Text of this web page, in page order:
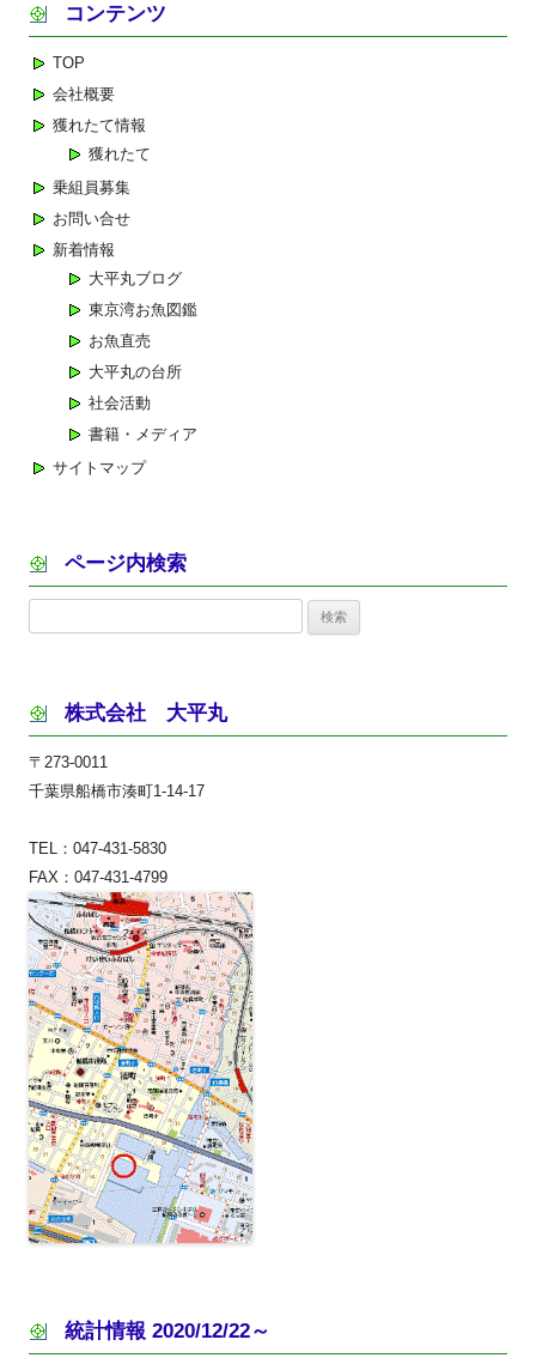
ビ
ン
コンテンツ
TOP
会社概要
獲れたて情報
獲れたて
乗組員募集
お問い合せ
新着情報
大平丸ブログ
東京湾お魚図鑑
お魚直売
大平丸の台所
社会活動
書籍・メディア
サイトマップ
ページ内検索
株式会社 大平丸
〒273-0011
千葉県船橋市湊町1-14-17
TEL：047-431-5830
FAX：047-431-4799
統計情報 2020/12/22～